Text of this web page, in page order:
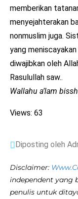
memberikan
menyejahterakan
nonmuslim juga.
yang
diwajibkan oleh
Rasulullah saw..
Wallahu a’lam
Views: 63
Diposting oleh
Disclaimer:
independent yang
penulis untuk